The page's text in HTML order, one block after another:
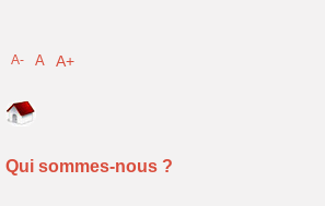
A- A A+
Qui sommes-nous ?